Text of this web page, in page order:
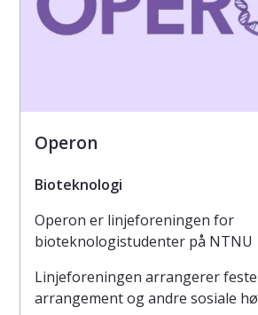
Operon
Bioteknologi
Operon er linjeforeningen for
bioteknologistudenter på NTNU
Linjeforeningen arrangerer
arrangement og andre sosiale